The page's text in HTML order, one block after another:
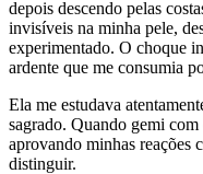
depois descendo pelas
invisíveis na minha pele,
experimentado. O choque
ardente que me consumia
Ela me estudava
sagrado. Quando gemi
aprovando minhas reações
distinguir.